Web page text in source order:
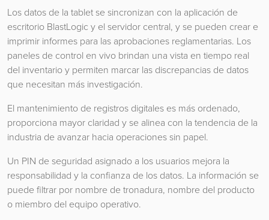
Los datos de la tablet se sincronizan con la aplicación de
escritorio BlastLogic y el servidor central, y se pueden crear e
imprimir informes para las aprobaciones reglamentarias. Los
paneles de control en vivo brindan una vista en tiempo real
del inventario y permiten marcar las discrepancias de datos
que necesitan más investigación.
El mantenimiento de registros digitales es más ordenado,
proporciona mayor claridad y se alinea con la tendencia de la
industria de avanzar hacia operaciones sin papel.
Un PIN de seguridad asignado a los usuarios mejora la
responsabilidad y la confianza de los datos. La información se
puede filtrar por nombre de tronadura, nombre del producto
o miembro del equipo operativo.